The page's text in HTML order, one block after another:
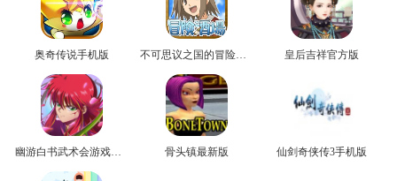
奥奇传说手机版 不可思议之国的冒险官方版 皇后吉祥官方版
幽游白书武术会游戏正版 骨头镇最新版 仙剑奇侠传3手机版